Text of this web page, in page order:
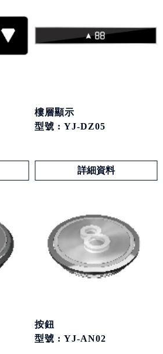
樓層顯示
型號 : YJ-DZ05
詳細資料
按鈕
型號 : YJ-AN02